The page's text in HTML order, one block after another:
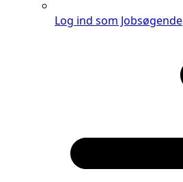
Log ind som Jobsøgende